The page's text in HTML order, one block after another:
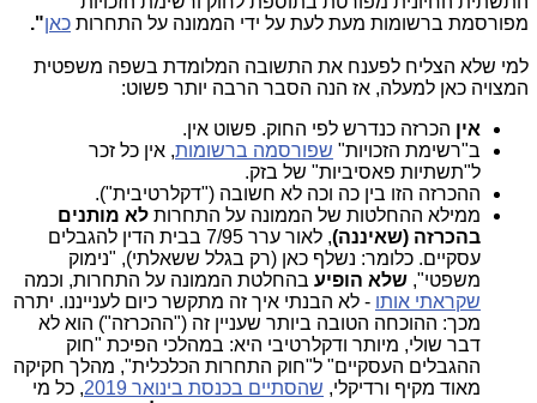
מפורסמת ברשומות מעת לעת על ידי הממונה על התחרות כאן".
למי שלא הצליח לפענח את התשובה המלומדת בשפה משפטית
המצויה כאן למעלה, אז הנה הסבר הרבה יותר פשוט:
אין הכרזה כנדרש לפי החוק. פשוט אין.
ב"רשימת הזכויות" שפורסמה ברשומות, אין כל זכר
ל"תשתיות פאסיביות" של בזק.
ההכרזה הזו בין כה וכה לא חשובה ("דקלרטיבית").
ממילא ההחלטות של הממונה על התחרות לא מותנים
בהכרזה (שאיננה)
, לאור ערר 7/95 בבית הדין להגבלים
עסקיים. כלומר: נשלף כאן (רק בגלל ששאלתי), "נימוק
משפטי", שלא הופיע בהחלטת הממונה על התחרות, וכמה
שקראתי אותו - לא הבנתי איך זה מתקשר כיום לענייננו. יתרה
מכך: ההוכחה הטובה ביותר שעניין זה ("ההכרזה") הוא לא
דבר שולי, מיותר ודקלרטיבי היא: במהלכי הפיכת "חוק
ההגבלים העסקיים" ל"חוק התחרות הכלכלית", מהלך חקיקה
מאוד מקיף ורדיקלי, שהסתיים בכנסת בינואר 2019
, כל מי